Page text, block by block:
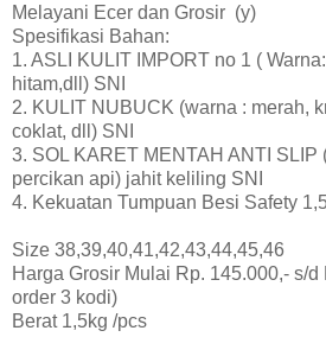
Melayani Ecer dan Grosir (y)
Spesifikasi Bahan:
1. ASLI KULIT IMPORT no 1 (
hitam,dll) SNI
2. KULIT NUBUCK (warna : merah,
coklat, dll) SNI
3. SOL KARET MENTAH ANTI SLIP
percikan api) jahit keliling SNI
4. Kekuatan Tumpuan Besi Safety 1,5
Size 38,39,40,41,42,43,44,45,46
Harga Grosir Mulai Rp. 145.000,- s/d
order 3 kodi)
Berat 1,5kg /pcs